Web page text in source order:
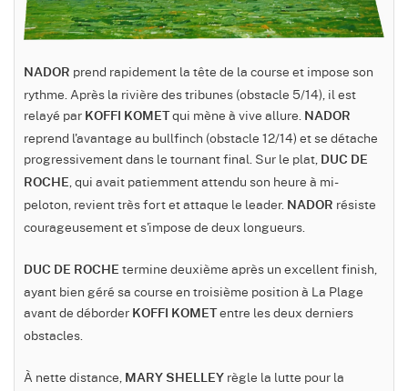
NADOR prend rapidement la tête de la course et impose son
rythme. Après la rivière des tribunes (obstacle 5/14), il est
relayé par KOFFI KOMETqui mène à vive allure. NADOR
reprend l'avantage au bullfinch (obstacle 12/14) et se détache
progressivement dans le tournant final. Sur le plat,
DUC DE
ROCHE , qui avait patiemment attendu son heure à mi-
peloton, revient très fort et attaque le leader. NADOR résiste
courageusement et s'impose de deux longueurs.
DUC DE ROCHE termine deuxième après un excellent finish,
ayant bien géré sa course en troisième position à La Plage
avant de déborder KOFFI KOMETentre les deux derniers
obstacles.
À nette distance, MARY SHELLEY règle la lutte pour la